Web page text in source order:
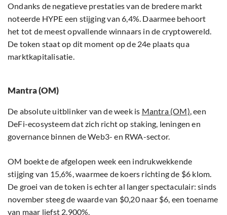
Ondanks de negatieve prestaties van de bredere markt
noteerde HYPE een stijging van 6,4%. Daarmee behoort
het tot de meest opvallende winnaars in de cryptowereld.
De token staat op dit moment op de 24e plaats qua
marktkapitalisatie.
Mantra (OM)
De absolute uitblinker van de week is Mantra (OM), een
DeFi-ecosysteem dat zich richt op staking, leningen en
governance binnen de Web3- en RWA-sector.
OM boekte de afgelopen week een indrukwekkende
stijging van 15,6%, waarmee de koers richting de $6 klom.
De groei van de token is echter al langer spectaculair: sinds
november steeg de waarde van $0,20 naar $6, een toename
van maar liefst 2.900%.